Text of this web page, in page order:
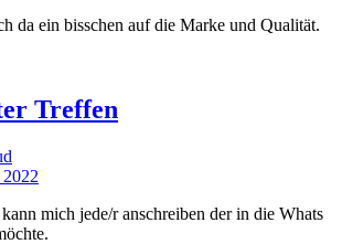
da ein bisschen auf die Marke und Qualität.
Treffen
mich jede/r anschreiben der in die Whats